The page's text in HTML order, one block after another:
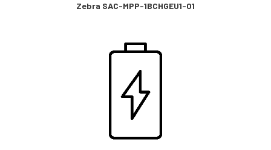
Zebra SAC-MPP-1BCHGEU1-01